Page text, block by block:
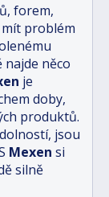
forem,
problém
najde něco
je
doby,
produktů.
jsou
Mexen si
silně